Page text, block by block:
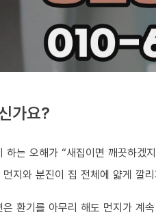
가요?
는 오해가 “새집이면 깨끗하겠
지와 분진이 집 전체에 얇게 깔
환기를 아무리 해도 먼지가 계